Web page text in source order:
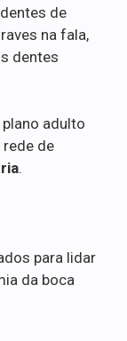
de
na fala,
dentes
adulto
de
.
para lidar
da boca